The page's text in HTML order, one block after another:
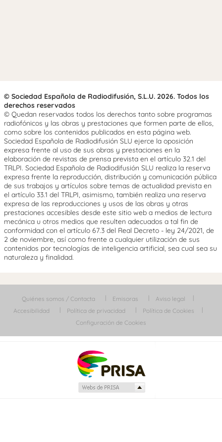
© Sociedad Española de Radiodifusión, S.L.U. 2026. Todos los
derechos reservados
© Quedan reservados todos los derechos tanto sobre programas
radiofónicos y las obras y prestaciones que formen parte de ellos,
como sobre los contenidos publicados en esta página web.
Sociedad Española de Radiodifusión SLU ejerce la oposición
expresa frente al uso de sus obras y prestaciones en la
elaboración de revistas de prensa prevista en el artículo 32.1 del
TRLPI. Sociedad Española de Radiodifusión SLU realiza la reserva
expresa frente la reproducción, distribución y comunicación pública
de sus trabajos y artículos sobre temas de actualidad prevista en
el artículo 33.1 del TRLPI, asimismo, también realiza una reserva
expresa de las reproducciones y usos de las obras y otras
prestaciones accesibles desde este sitio web a medios de lectura
mecánica u otros medios que resulten adecuados a tal fin de
conformidad con el artículo 67.3 del Real Decreto - ley 24/2021, de
2 de noviembre, así como frente a cualquier utilización de sus
contenidos por tecnologías de inteligencia artificial, sea cual sea su
naturaleza y finalidad.
Quiénes somos / Contacta Emisoras
Aviso legal
Accesibilidad
Política de privacidad
Política de Cookies
Configuración de Cookies